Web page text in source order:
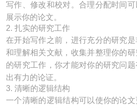
写作、修改和校对。合理分配时间
展示你的论文。
2. 扎实的研究工作
在开始写作之前，进行充分的研究
和理解相关文献，收集并整理你的
的研究工作，你才能对你的研究问
出有力的论证。
3. 清晰的逻辑结构
一个清晰的逻辑结构可以使你的论